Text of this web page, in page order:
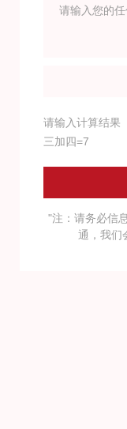
请输入计算结果
三加四=7
"注：请务必信
通，我们